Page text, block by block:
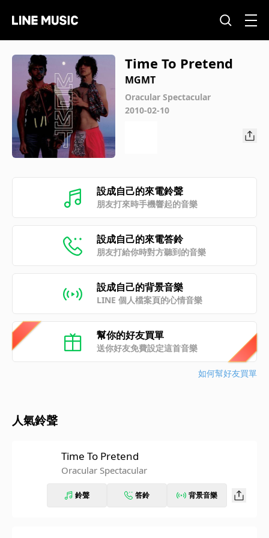
Time To Pretend
MGMT
Oracular Spectacular
2010-02-10
設成自己的來電鈴聲
朋友打來時手機響起的音樂
設成自己的來電答鈴
朋友打給你時對方聽到的音樂
設成自己的背景音樂
LINE 個人檔案頁的心情音樂
幫你的好友買單
送你好友免費設定這首音樂
如何幫好友買單
人氣鈴聲
Time To Pretend
Oracular Spectacular
鈴聲 答鈴 背景音樂